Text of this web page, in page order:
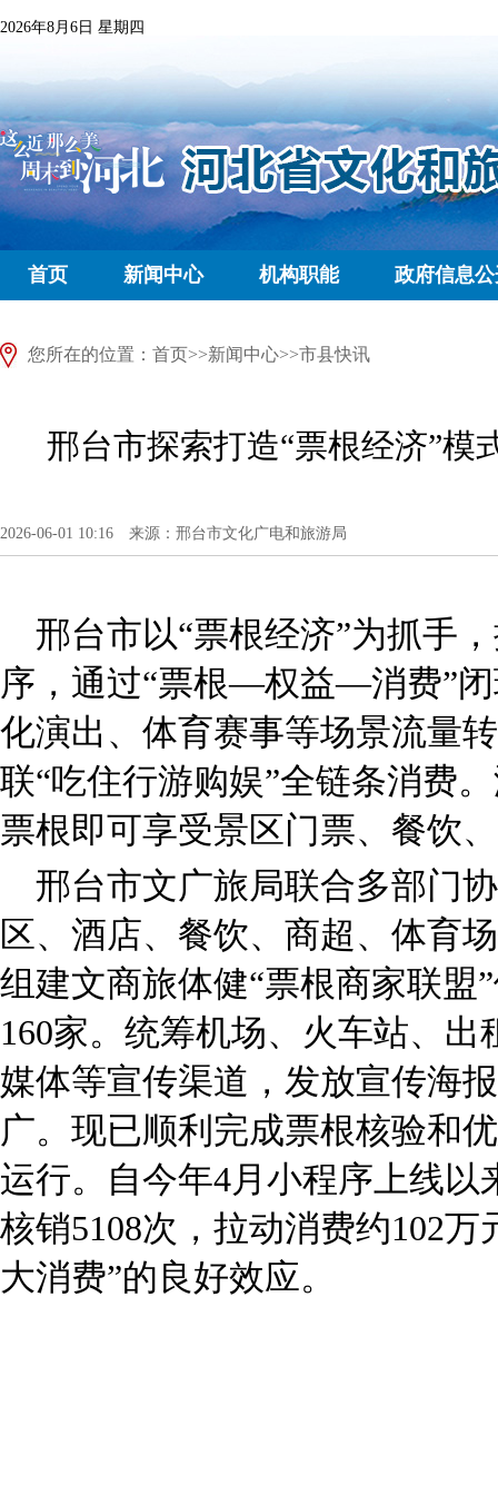
2026年8月6日 星期四
首页 新闻中心 机构职能 政府信息
您所在的位置： 首页>>新闻中心>>市县快讯
邢台市探索打造“票根经济”模
2026-06-01 10:16 来源：邢台市文化广电和旅游局
邢台市以“票根经济”为抓手
序，通过“票根—权益—消费”
化演出、体育赛事等场景流量
联“吃住行游购娱”全链条消费
票根即可享受景区门票、餐饮
邢台市文广旅局联合多部门
区、酒店、餐饮、商超、体育
组建文商旅体健“票根商家联盟
160家。统筹机场、火车站、
媒体等宣传渠道，发放宣传海
广。现已顺利完成票根核验和
运行。自今年4月小程序上线以
核销5108次，拉动消费约102
大消费”的良好效应。